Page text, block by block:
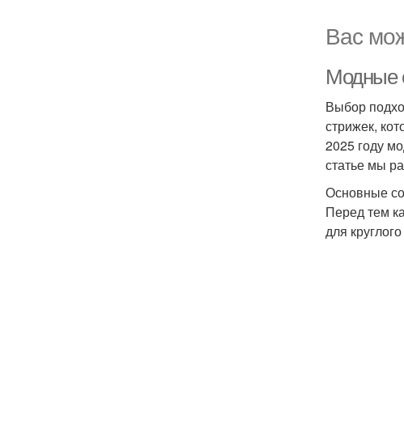
Вас
Модные
Выбор
стрижек,
2025 году
статье мы
Основные
Перед тем
для